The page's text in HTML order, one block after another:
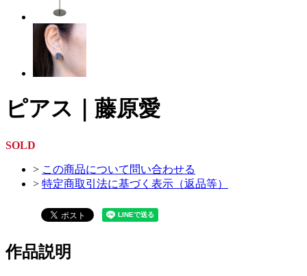
ピアス｜藤原愛
SOLD
> この商品について問い合わせる
> 特定商取引法に基づく表示（返品等）
作品説明